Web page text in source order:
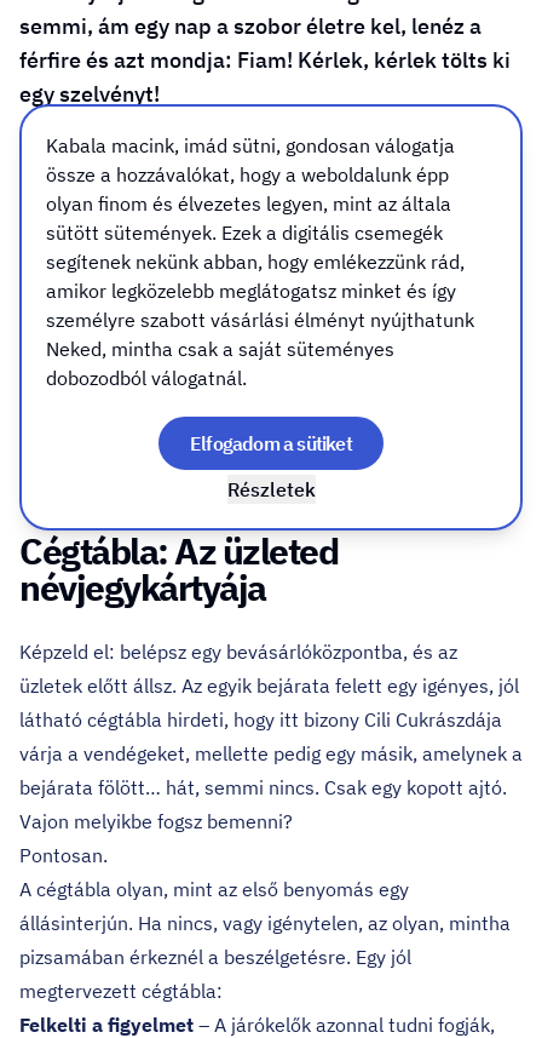
semmi, ám egy nap a szobor életre kel, lenéz a
férfire és azt mondja: Fiam! Kérlek, kérlek tölts ki
egy szelvényt!
Nos, pontosan ez a helyzet a marketinggel is. Lehet
akármilyen zseniális a vállalkozásod, árulhatod akár a
világ legjobb hamburgerét, leggyorsabb autóját,
legpuhább zokniját – ha senki nem tud rólad, az olyan,
mintha egy lakatlan szigeten suttognád a legjobb
akcióidat. A jó hír viszont az, hogy van egy marketinges
„lottószelvény”, amit ha kitöltesz, máris nagyobb esélyed
lesz a nyerésre. Ez pedig nem más, minta cégtábla,
Cégtábla: Az üzleted
névjegykártyája
Képzeld el: belépsz egy bevásárlóközpontba, és az
üzletek előtt állsz. Az egyik bejárata felett egy igényes, jól
látható cégtábla hirdeti, hogy itt bizony Cili Cukrászdája
várja a vendégeket, mellette pedig egy másik, amelynek a
bejárata fölött… hát, semmi nincs. Csak egy kopott ajtó.
Vajon melyikbe fogsz bemenni?
Pontosan.
A cégtábla olyan, mint az első benyomás egy
állásinterjún. Ha nincs, vagy igénytelen, az olyan, mintha
pizsamában érkeznél a beszélgetésre. Egy jól
megtervezett cégtábla:
Felkelti a figyelmet – A járókelők azonnal tudni fogják,
Kabala macink, imád sütni, gondosan válogatja
össze a hozzávalókat, hogy a weboldalunk épp
olyan finom és élvezetes legyen, mint az általa
sütött sütemények. Ezek a digitális csemegék
segítenek nekünk abban, hogy emlékezzünk rád,
amikor legközelebb meglátogatsz minket és így
személyre szabott vásárlási élményt nyújthatunk
Neked, mintha csak a saját süteményes
dobozodból válogatnál.
Részletek
Elfogadom a sütiket